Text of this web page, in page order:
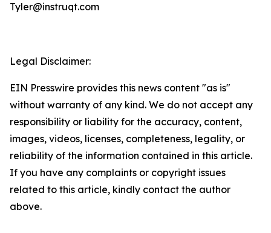
Tyler@instruqt.com
Legal Disclaimer:
EIN Presswire provides this news content "as is"
without warranty of any kind. We do not accept any
responsibility or liability for the accuracy, content,
images, videos, licenses, completeness, legality, or
reliability of the information contained in this article.
If you have any complaints or copyright issues
related to this article, kindly contact the author
above.